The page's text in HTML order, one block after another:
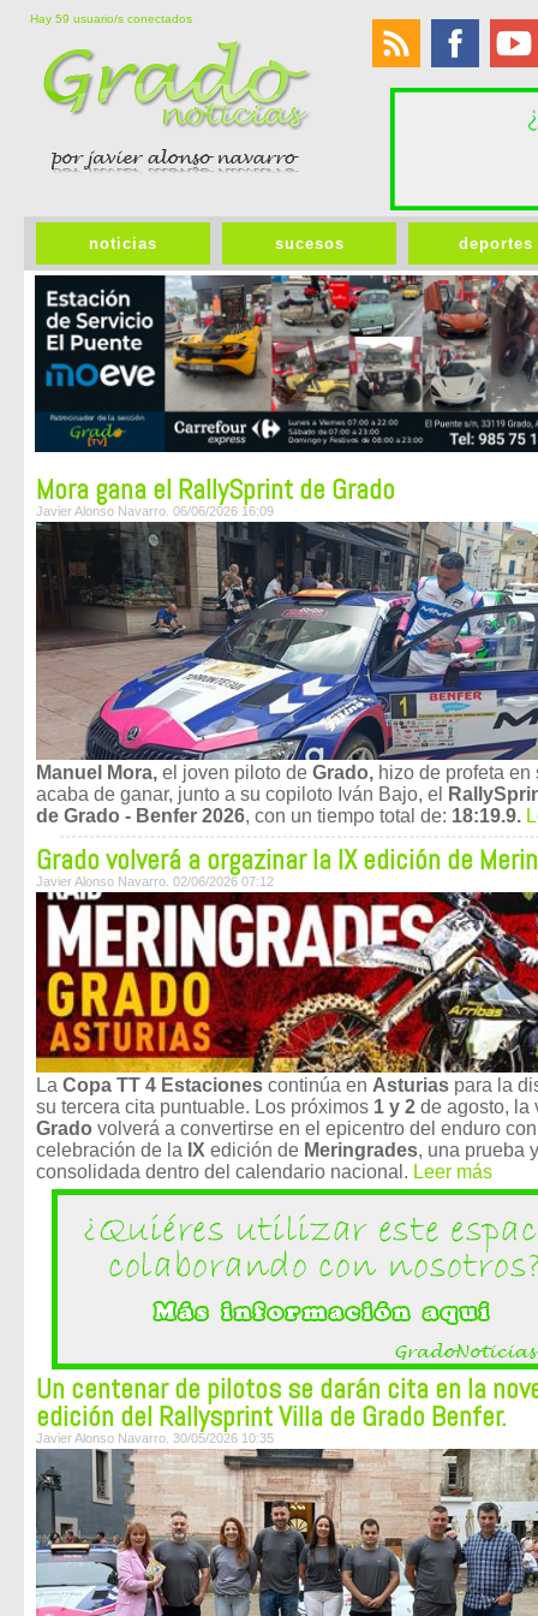
Hay 59 usuario/s conectados
noticias sucesos deportes
Mora gana el RallySprint de Grado
Javier Alonso Navarro. 06/06/2026 16:09
Manuel Mora, el joven piloto de Grado, hizo de profeta en
acaba de ganar, junto a su copiloto Iván Bajo, el
de Grado - Benfer 2026, con un tiempo total de: 18:19.9.
Grado volverá a orgazinar la IX edición de
Javier Alonso Navarro. 02/06/2026 07:12
La Copa TT 4 Estaciones continúa en Asturias para la
su tercera cita puntuable. Los próximos 1 y 2 de agosto, la
Grado volverá a convertirse en el epicentro del enduro
celebración de la IX edición de Meringrades, una prueba
consolidada dentro del calendario nacional. Leer más
Un centenar de pilotos se darán cita en la
edición del Rallysprint Villa de Grado Benfer.
Javier Alonso Navarro. 30/05/2026 10:35